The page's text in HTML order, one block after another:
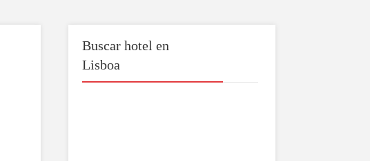
Buscar hotel en
Lisboa